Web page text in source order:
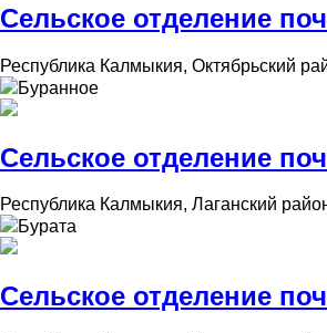
Сельское отделение
Республика Калмыкия, Октябрьский
Буранное
Сельское отделение
Республика Калмыкия, Лаганский
Бурата
Сельское отделение